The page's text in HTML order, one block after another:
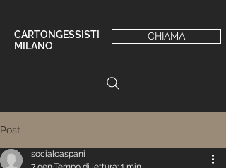
CARTONGESSISTI
MILANO
CHIAMA
Post
socialcaspani